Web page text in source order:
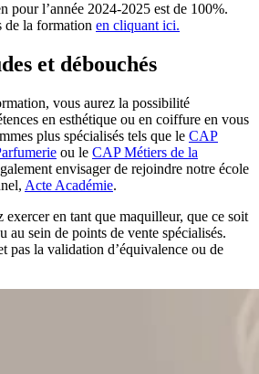
pour l’année 2024-2025 est de 100%.
de la formation en cliquant ici.
et débouchés
vous aurez la possibilité
en esthétique ou en coiffure en vous
plus spécialisés tels que le CAP
ou le CAP Métiers de la
envisager de rejoindre notre école
Acte Académie.
exercer en tant que maquilleur, que ce soit
au sein de points de vente spécialisés.
pas la validation d’équivalence ou de